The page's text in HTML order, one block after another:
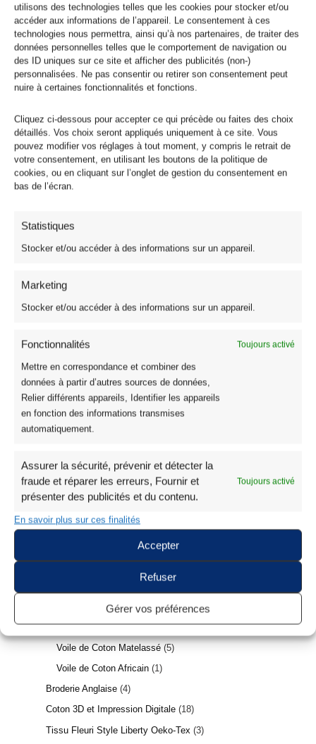
utilisons des technologies telles que les cookies pour stocker et/ou
accéder aux informations de l’appareil. Le consentement à ces
technologies nous permettra, ainsi qu’à nos partenaires, de traiter des
données personnelles telles que le comportement de navigation ou
des ID uniques sur ce site et afficher des publicités (non-)
personnalisées. Ne pas consentir ou retirer son consentement peut
nuire à certaines fonctionnalités et fonctions.
Cliquez ci-dessous pour accepter ce qui précède ou faites des choix
détaillés. Vos choix seront appliqués uniquement à ce site. Vous
pouvez modifier vos réglages à tout moment, y compris le retrait de
votre consentement, en utilisant les boutons de la politique de
cookies, ou en cliquant sur l’onglet de gestion du consentement en
bas de l’écran.
Statistiques
Stocker et/ou accéder à des informations sur un appareil.
Marketing
Stocker et/ou accéder à des informations sur un appareil.
Fonctionnalités Toujours activé
Mettre en correspondance et combiner des
données à partir d’autres sources de données,
Relier différents appareils, Identifier les appareils
en fonction des informations transmises
automatiquement.
Assurer la sécurité, prévenir et détecter la
fraude et réparer les erreurs, Fournir et
présenter des publicités et du contenu.
Toujours activé
En savoir plus sur ces finalités
Accepter
Refuser
Gérer vos préférences
Tissus 339
23
Coton 135
Coton Imprimé Oeko Tex
26
Voile de Coton Matelassé 5
Voile de Coton Africain 1
Broderie Anglaise 4
Coton 3D et Impression Digitale 18
Tissu Fleuri Style Liberty Oeko-Tex 3